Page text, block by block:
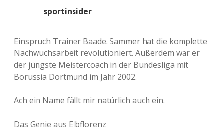
sportinsider
Einspruch Trainer Baade. Sammer hat die komplette
Nachwuchsarbeit revolutioniert. Außerdem war er
der jüngste Meistercoach in der Bundesliga mit
Borussia Dortmund im Jahr 2002.
Ach ein Name fällt mir natürlich auch ein.
Das Genie aus Elbflorenz